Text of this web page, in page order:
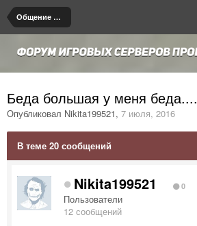
Общение на любые темы
Беда большая у меня беда....
Опубликовал Nikita199521, 7 июля, 2016
В теме 20 сообщений
Nikita199521 0
Пользователи
12 сообщений